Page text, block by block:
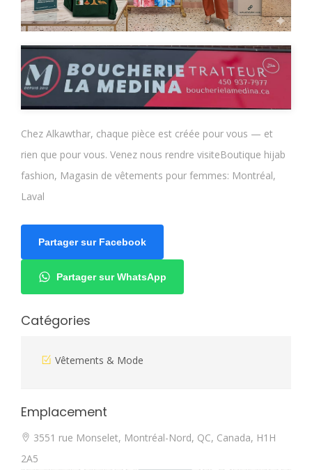
Chez Alkawthar, chaque pièce est créée pour vous — et
rien que pour vous. Venez nous rendre visiteBoutique hijab
fashion, Magasin de vêtements pour femmes: Montréal,
Laval
Partager sur Facebook
Partager sur WhatsApp
Catégories
Vêtements & Mode
Emplacement
3551 rue Monselet, Montréal-Nord, QC, Canada, H1H
2A5